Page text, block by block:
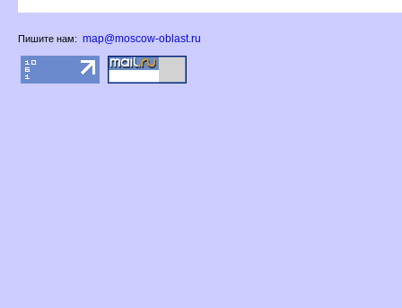
Пишите нам: map@moscow-oblast.ru